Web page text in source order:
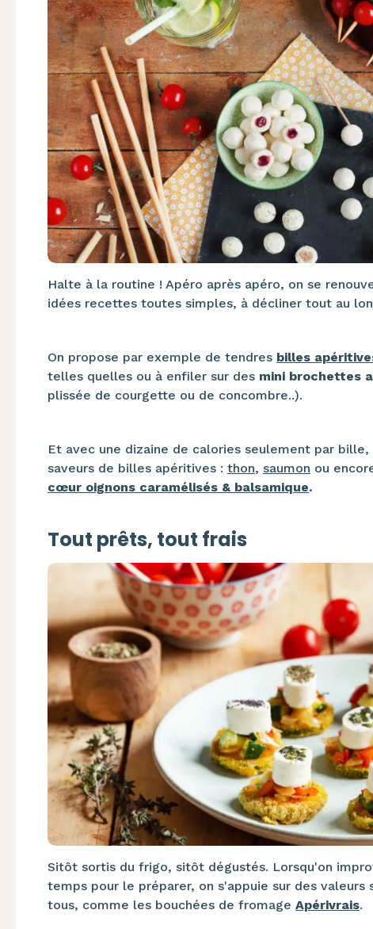
Halte à la routine ! Apéro après apéro, on se
idées recettes toutes simples, à décliner tout au
On propose par exemple de tendres billes
telles quelles ou à enfiler sur des mini brochettes
plissée de courgette ou de concombre..).
Et avec une dizaine de calories seulement par
saveurs de billes apéritives : thon, saumon ou
cœur oignons caramélisés & balsamique.
Tout prêts, tout frais
Sitôt sortis du frigo, sitôt dégustés. Lorsqu'on
temps pour le préparer, on s'appuie sur des valeurs
tous, comme les bouchées de fromage Apérivrais.